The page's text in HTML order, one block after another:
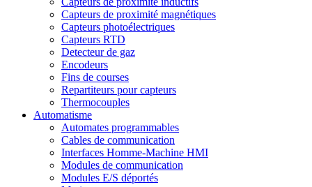
Capteurs de proximité magnétiques
Capteurs photoélectriques
Capteurs RTD
Detecteur de gaz
Encodeurs
Fins de courses
Repartiteurs pour capteurs
Thermocouples
Automatisme
Automates programmables
Cables de communication
Interfaces Homme-Machine HMI
Modules de communication
Modules E/S déportés